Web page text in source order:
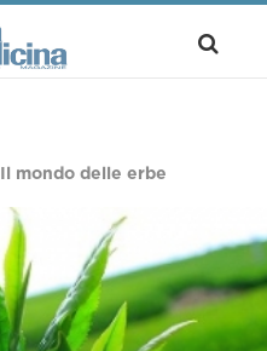
Il mondo delle erbe